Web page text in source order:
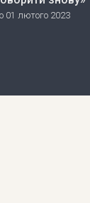
01 лютого 2023